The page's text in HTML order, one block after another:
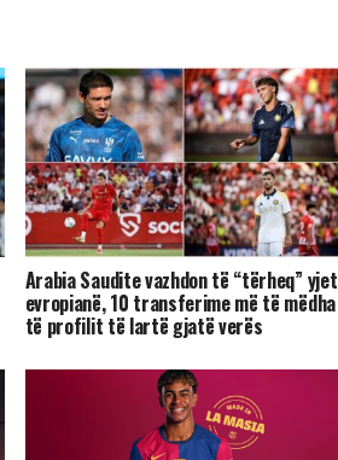
Arabia Saudite vazhdon të “tërheq” yjet
evropianë, 10 transferime më të mëdha
të profilit të lartë gjatë verës